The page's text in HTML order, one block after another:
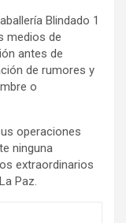
Blindado 1
medios de
antes de
de rumores y
o
operaciones
ninguna
extraordinarios
Paz.